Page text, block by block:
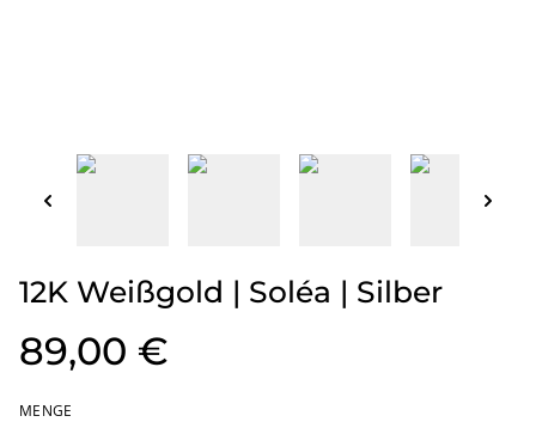
12K Weißgold | Soléa | Silber
89,00 €
MENGE